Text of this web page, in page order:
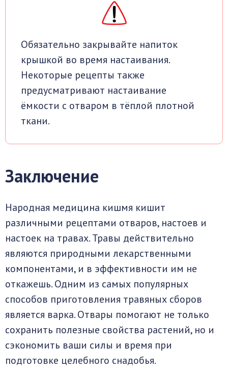
Обязательно закрывайте напиток
крышкой во время настаивания.
Некоторые рецепты также
предусматривают настаивание
ёмкости с отваром в тёплой плотной
ткани.
Заключение
Народная медицина кишмя кишит
различными рецептами отваров, настоев и
настоек на травах. Травы действительно
являются природными лекарственными
компонентами, и в эффективности им не
откажешь. Одним из самых популярных
способов приготовления травяных сборов
является варка. Отвары помогают не только
сохранить полезные свойства растений, но и
сэкономить ваши силы и время при
подготовке целебного снадобья.